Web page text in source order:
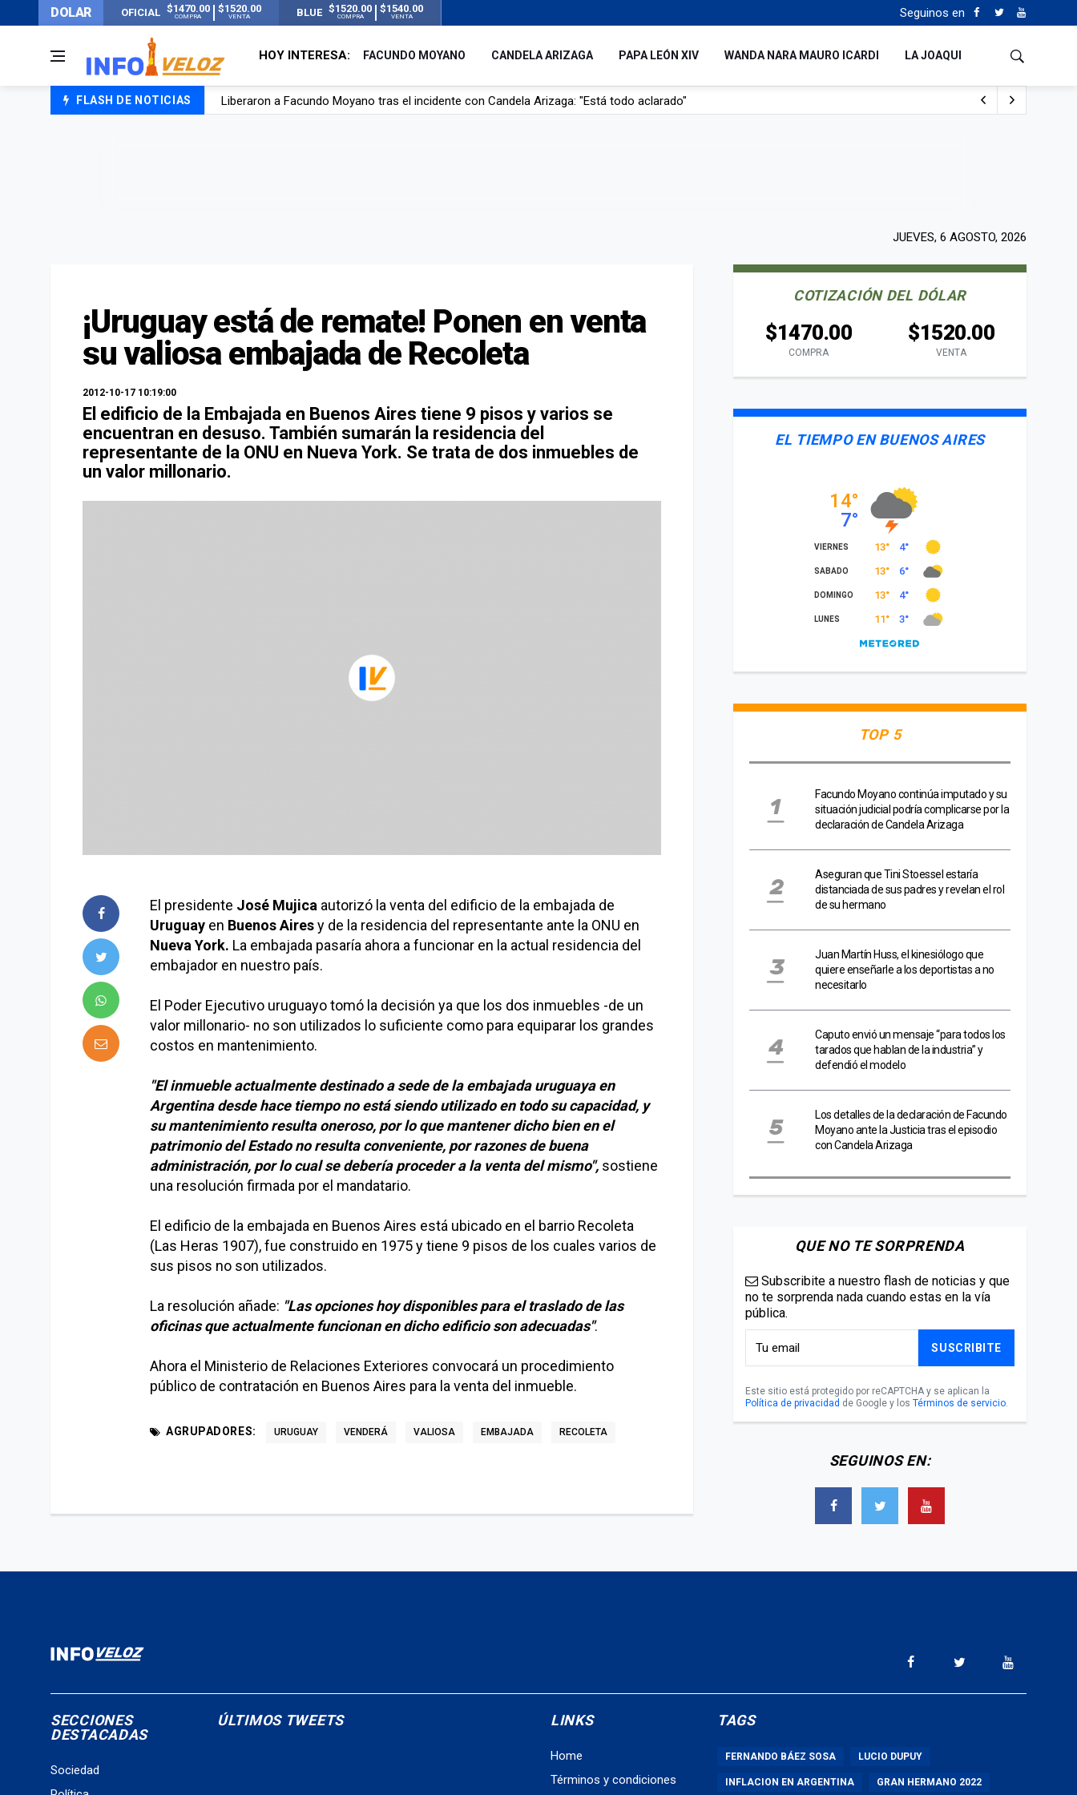
DOLAR OFICIAL $1470.00
COMPRA
$1520.00
VENTA BLUE $1520.00
COMPRA
$1540.00
VENTA Seguinos en
HOY INTERESA: FACUNDO MOYANO CANDELA ARIZAGA PAPA LEÓN XIV WANDA NARA MAURO ICARDI LA JOAQUI
FLASH DE NOTICIAS
Tensión diplomática: Brasil no enviará a su embajador a Buenos Aires tras el conflicto de Javier Milei y Lula da Silva
JUEVES, 6 AGOSTO, 2026
¡Uruguay está de remate! Ponen en venta
su valiosa embajada de Recoleta
2012-10-17 10:19:00
El edificio de la Embajada en Buenos Aires tiene 9 pisos y varios se
encuentran en desuso. También sumarán la residencia del
representante de la ONU en Nueva York. Se trata de dos inmuebles de
un valor millonario.
El presidente José Mujica autorizó la venta del edificio de la embajada de
Uruguay en Buenos Airesy de la residencia del representante ante la ONU en
Nueva York. La embajada pasaría ahora a funcionar en la actual residencia del
embajador en nuestro país.
El Poder Ejecutivo uruguayo tomó la decisión ya que los dos inmuebles -de un
valor millonario- no son utilizados lo suficiente como para equiparar los grandes
costos en mantenimiento.
"El inmueble actualmente destinado a sede de la embajada uruguaya en
Argentina desde hace tiempo no está siendo utilizado en todo su capacidad, y
su mantenimiento resulta oneroso, por lo que mantener dicho bien en el
patrimonio del Estado no resulta conveniente, por razones de buena
administración, por lo cual se debería proceder a la venta del mismo", sostiene
una resolución firmada por el mandatario.
El edificio de la embajada en Buenos Aires está ubicado en el barrio Recoleta
(Las Heras 1907), fue construido en 1975 y tiene 9 pisos de los cuales varios de
sus pisos no son utilizados.
La resolución añade: "Las opciones hoy disponibles para el traslado de las
oficinas que actualmente funcionan en dicho edificio son adecuadas".
Ahora el Ministerio de Relaciones Exteriores convocará un procedimiento
público de contratación en Buenos Aires para la venta del inmueble.
AGRUPADORES: URUGUAY VENDERÁ VALIOSA EMBAJADA RECOLETA
COTIZACIÓN DEL DÓLAR
$1470.00
COMPRA
$1520.00
VENTA
EL TIEMPO EN BUENOS AIRES
TOP 5
Facundo Moyano continúa imputado y su
situación judicial podría complicarse por la
declaración de Candela Arizaga
Aseguran que Tini Stoessel estaría
distanciada de sus padres y revelan el rol
de su hermano
Juan Martín Huss, el kinesiólogo que
quiere enseñarle a los deportistas a no
necesitarlo
Caputo envió un mensaje “para todos los
tarados que hablan de la industria” y
defendió el modelo
Los detalles de la declaración de Facundo
Moyano ante la Justicia tras el episodio
con Candela Arizaga
QUE NO TE SORPRENDA
Subscribite a nuestro flash de noticias y que
no te sorprenda nada cuando estas en la vía
pública.
SUSCRIBITE
Este sitio está protegido por reCAPTCHA y se aplican la
Política de privacidad de Google y los Términos de servicio.
SEGUINOS EN:
SECCIONES
DESTACADAS
Sociedad
ÚLTIMOS TWEETS LINKS
Home
Términos y condiciones
TAGS
FERNANDO BÁEZ SOSA LUCIO DUPUY
INFLACION EN ARGENTINA GRAN HERMANO 2022